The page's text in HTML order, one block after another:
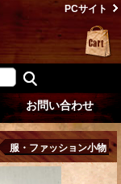
PCサイト
お問い合わせ
服・ファッション小物